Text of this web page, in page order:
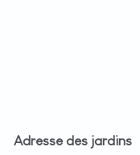
Adresse des jardins